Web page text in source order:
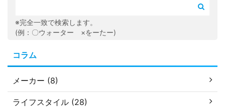
※完全一致で検索します。
(例：〇ウォーター ×をーたー)
コラム
メーカー (8)
ライフスタイル (28)